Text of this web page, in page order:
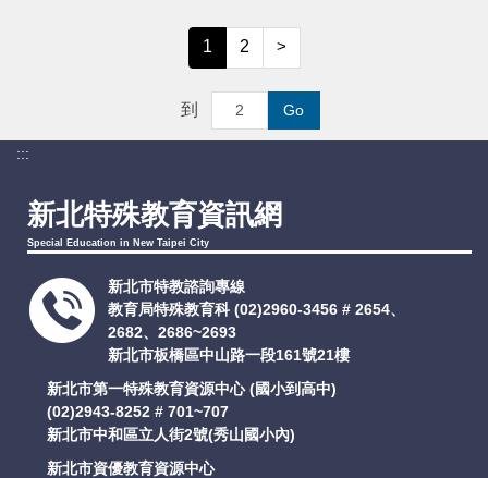
1 2 >
到 Go
:::
新北特殊教育資訊網
Special Education in New Taipei City
新北市特教諮詢專線
教育局特殊教育科 (02)2960-3456 # 2654、
2682、2686~2693
新北市板橋區中山路一段161號21樓
新北市第一特殊教育資源中心 (國小到高中)
(02)2943-8252 # 701~707
新北市中和區立人街2號(秀山國小內)
新北市資優教育資源中心